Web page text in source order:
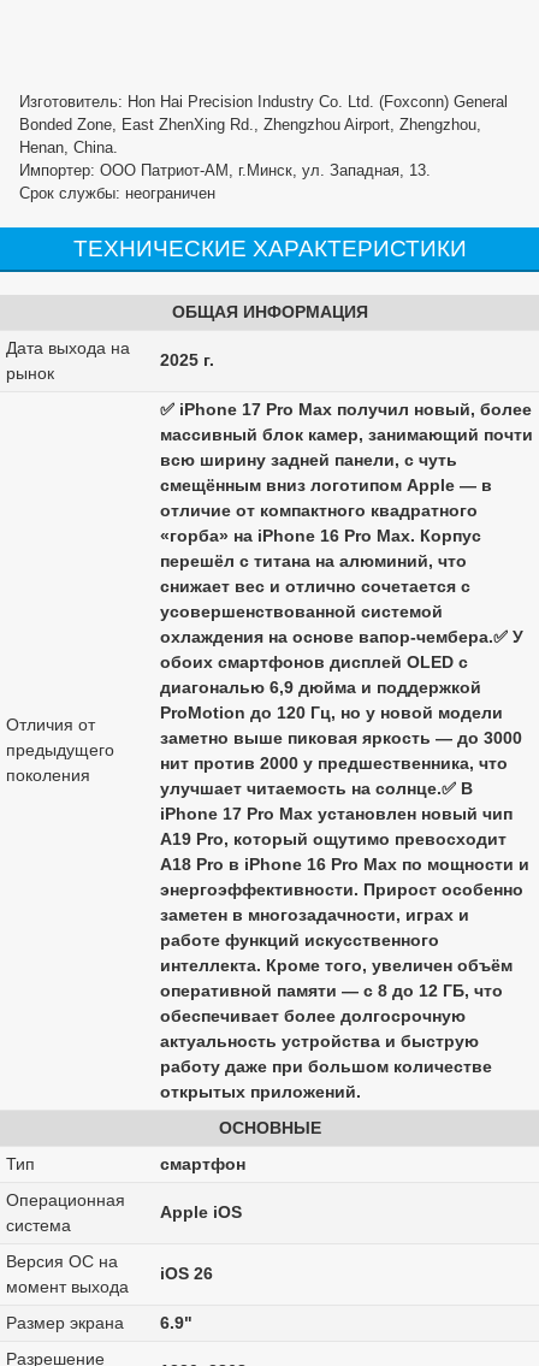
Изготовитель: Hon Hai Precision Industry Co. Ltd. (Foxconn) General
Bonded Zone, East ZhenXing Rd., Zhengzhou Airport, Zhengzhou,
Henan, China.
Импортер: ООО Патриот-АМ, г.Минск, ул. Западная, 13.
Срок службы: неограничен
ТЕХНИЧЕСКИЕ ХАРАКТЕРИСТИКИ
ОБЩАЯ ИНФОРМАЦИЯ
Дата выхода на
рынок
2025 г.
Отличия от
предыдущего
поколения
✅ iPhone 17 Pro Max получил новый, более
массивный блок камер, занимающий почти
всю ширину задней панели, с чуть
смещённым вниз логотипом Apple — в
отличие от компактного квадратного
«горба» на iPhone 16 Pro Max. Корпус
перешёл с титана на алюминий, что
снижает вес и отлично сочетается с
усовершенствованной системой
охлаждения на основе вапор-чембера.✅ У
обоих смартфонов дисплей OLED с
диагональю 6,9 дюйма и поддержкой
ProMotion до 120 Гц, но у новой модели
заметно выше пиковая яркость — до 3000
нит против 2000 у предшественника, что
улучшает читаемость на солнце.✅ В
iPhone 17 Pro Max установлен новый чип
A19 Pro, который ощутимо превосходит
A18 Pro в iPhone 16 Pro Max по мощности и
энергоэффективности. Прирост особенно
заметен в многозадачности, играх и
работе функций искусственного
интеллекта. Кроме того, увеличен объём
оперативной памяти — с 8 до 12 ГБ, что
обеспечивает более долгосрочную
актуальность устройства и быструю
работу даже при большом количестве
открытых приложений.
ОСНОВНЫЕ
Тип
смартфон
Операционная
система
Apple iOS
Версия ОС на
момент выхода
iOS 26
Размер экрана
6.9"
Разрешение